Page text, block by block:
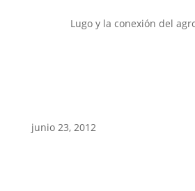
Lugo y la conexión del
junio 23, 2012